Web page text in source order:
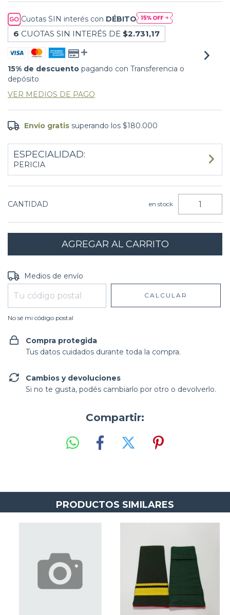
Cuotas SIN interés con DÉBITO
6 CUOTAS SIN INTERÉS DE $2.731,17
15% de descuento pagando con Transferencia o
depósito
VER MEDIOS DE PAGO
Envío gratis superando los$180.000
ESPECIALIDAD:
PERICIA
CANTIDAD en stock
Entregas para el CP:
Medios de envío
CALCULAR
No sé mi código postal
Compra protegida
Tus datos cuidados durante toda la compra.
Cambios y devoluciones
Si no te gusta, podés cambiarlo por otro o devolverlo.
Compartir:
PRODUCTOS SIMILARES